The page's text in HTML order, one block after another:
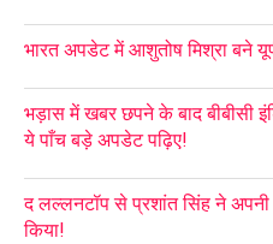
भारत अपडेट में आशुतोष मिश्रा बने
भड़ास में खबर छपने के बाद बीबीसी
ये पाँच बड़े अपडेट पढ़िए!
द लल्लनटॉप से प्रशांत सिंह ने अपनी
किया!